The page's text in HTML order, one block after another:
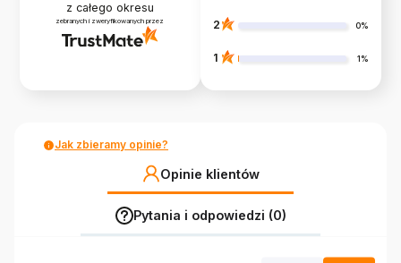
z całego okresu
zebranych i zweryfikowanych przez 2 0%
1 1%
Jak zbieramy opinie?
Opinie klientów
Pytania i odpowiedzi (0)